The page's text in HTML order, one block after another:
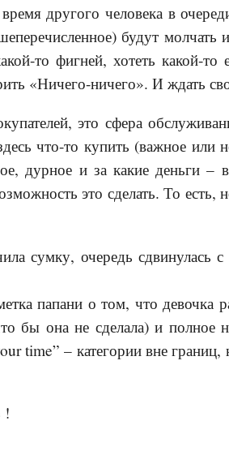
другого человека в
будут молчать
то фигней, хотеть какой-
«Ничего-ничего». И ждать
это сфера
что-то купить (важное или
дурное и за какие деньги –
это сделать. То есть,
сумку, очередь сдвинулась с
папани о том, что девочка
бы она не сделала) и полное
time” – категории вне границ,
!